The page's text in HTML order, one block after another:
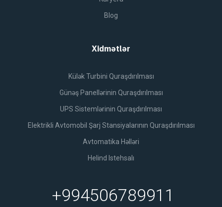
Blog
Xidmətlər
Külək Turbini Quraşdırılması
Günəş Panellərinin Quraşdırılması
UPS Sistemlərinin Quraşdırılması
Elektrikli Avtomobil Şarj Stansiyalarının Quraşdırılması
Avtomatika Həlləri
Helind Istehsalı
+994506789911